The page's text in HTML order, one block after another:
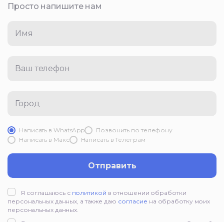
Просто напишите нам
Имя
Ваш телефон
Город
Написать в WhatsApp
Позвонить по телефону
Написать в Mакс
Написать в Телеграм
Отправить
Я соглашаюсь с политикой в отношении обработки
персональных данных, а также даю согласие на обработку моих
персональных данных.